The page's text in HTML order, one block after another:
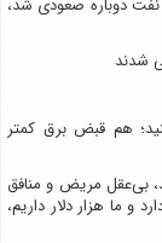
هم قبض برق کمتر
بی‌عقل مریض و منافق
آمریکا ۱۰ هزار دلار دارد و ما هزار دلار داریم،